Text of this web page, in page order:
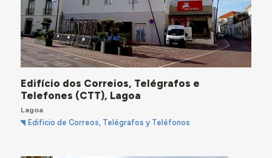
Edifício dos Correios, Telégrafos e
Telefones (CTT), Lagoa
Lagoa
Edificio de Correos, Telégrafos y Teléfonos